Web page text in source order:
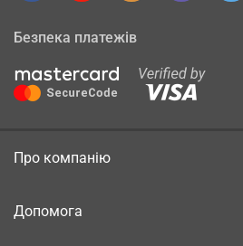
Безпека платежів
Про компанію
Допомога